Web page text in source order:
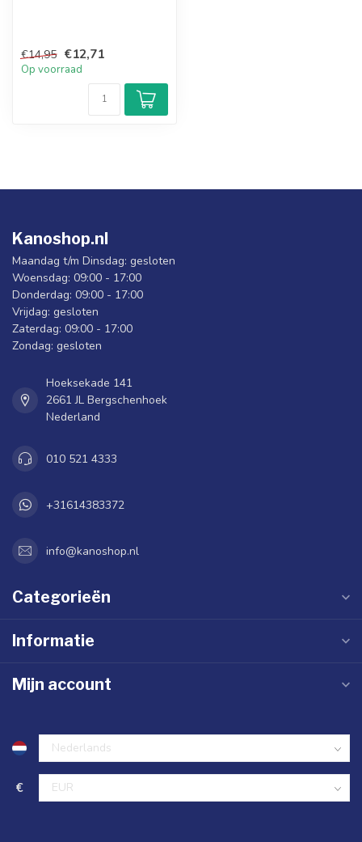
€14,95 €12,71
Op voorraad
Kanoshop.nl
Maandag t/m Dinsdag: gesloten
Woensdag: 09:00 - 17:00
Donderdag: 09:00 - 17:00
Vrijdag: gesloten
Zaterdag: 09:00 - 17:00
Zondag: gesloten
Hoeksekade 141
2661 JL Bergschenhoek
Nederland
010 521 4333
+31614383372
info@kanoshop.nl
Categorieën
Informatie
Mijn account
€